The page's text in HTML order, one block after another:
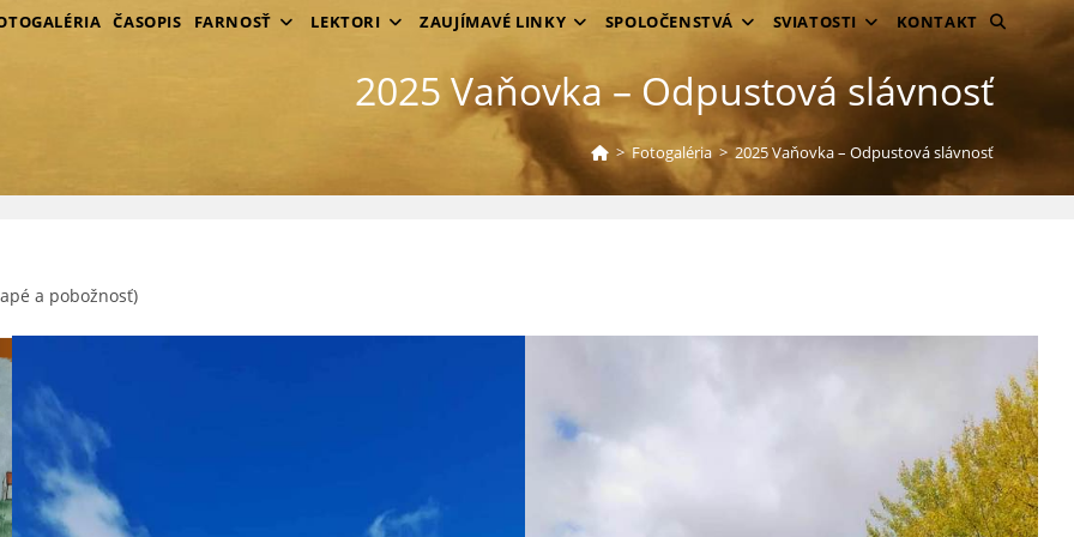
ČASOPIS FARNOSŤ LEKTORI ZAUJÍMAVÉ LINKY SPOLOČENSTVÁ SVIATOSTI KONTAKT
TOGGLE
WEBSITE
SEARCH
2025 Vaňovka – Odpustová slávnosť
> Fotogaléria > 2025 Vaňovka – Odpustová slávnosť
a pobožnosť)